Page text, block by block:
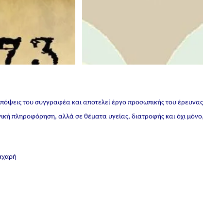
του συγγραφέα και αποτελεί έργο προσωπικής του έρευνας
πληροφόρηση, αλλά σε θέματα υγείας, διατροφής και όχι